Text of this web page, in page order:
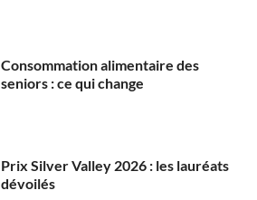
Consommation alimentaire des
seniors : ce qui change
Prix Silver Valley 2026 : les lauréats
dévoilés